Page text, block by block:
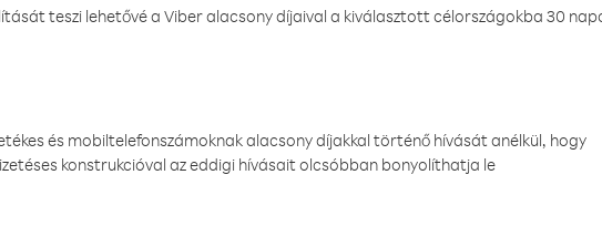
teszi lehetővé a Viber alacsony díjaival a kiválasztott célországokba 30
és mobiltelefonszámoknak alacsony díjakkal történő hívását anélkül, hogy
konstrukcióval az eddigi hívásait olcsóbban bonyolíthatja le